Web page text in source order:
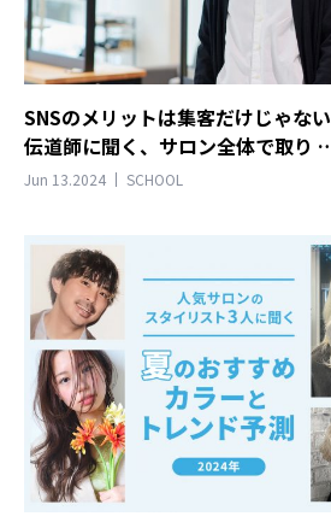
SNSのメリットは集客だけじゃな
伝道師に聞く、サロン全体で取り
Jun 13.2024 SCHOOL